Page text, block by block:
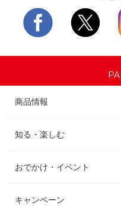
商品情報
商品情報一覧
レギュラーコーヒー
インスタントコーヒー
ドリンク
知る・楽しむ
知る・楽しむ一覧
おいしいコーヒーの淹れ方
コーヒー百科
おでかけ・イベント
おでかけ・イベント情報一
UCCコーヒー博物館
キャンペーン